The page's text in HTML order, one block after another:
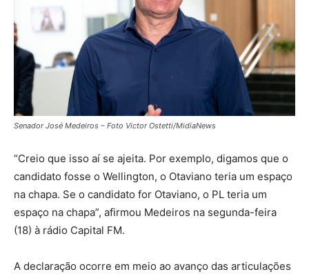
Senador José Medeiros – Foto Victor Ostetti/MidiaNews
“Creio que isso aí se ajeita. Por exemplo, digamos que o
candidato fosse o Wellington, o Otaviano teria um espaço
na chapa. Se o candidato for Otaviano, o PL teria um
espaço na chapa”, afirmou Medeiros na segunda-feira
(18) à rádio Capital FM.
A declaração ocorre em meio ao avanço das articulações